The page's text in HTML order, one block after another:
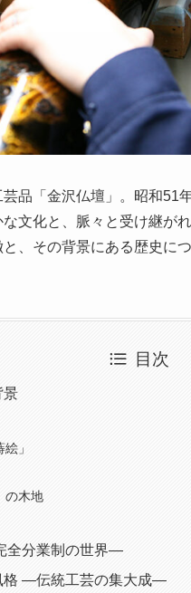
品「金沢仏壇」。昭和51
文化と、脈々と受け継が
、その背景にある歴史に
目次
景
」
の木地
全分業制の世界―
格 ―伝統工芸の集大成―